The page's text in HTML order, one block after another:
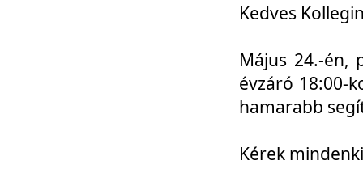
Kedves
Május 24.-én,
évzáró 18:00-
hamarabb
Kérek